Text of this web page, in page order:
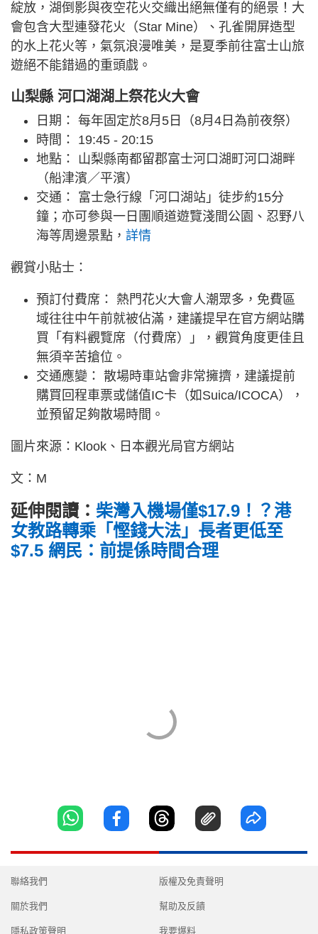
綻放，湖倒影與夜空花火交織出絕無僅有的絕景！大
會包含大型連發花火（Star Mine）、孔雀開屏造型
的水上花火等，氣氛浪漫唯美，是夏季前往富士山旅
遊絕不能錯過的重頭戲。
山梨縣 河口湖湖上祭花火大會
日期： 每年固定於8月5日（8月4日為前夜祭）
時間： 19:45 - 20:15
地點： 山梨縣南都留郡富士河口湖町河口湖畔
（船津濱／平濱）
交通： 富士急行線「河口湖站」徒步約15分
鐘；亦可參與一日團順道遊覽淺間公園、忍野八
海等周邊景點， 詳情
觀賞小貼士：
預訂付費席： 熱門花火大會人潮眾多，免費區
域往往中午前就被佔滿，建議提早在官方網站購
買「有料觀覽席（付費席）」，觀賞角度更佳且
無須辛苦搶位。
交通應變： 散場時車站會非常擁擠，建議提前
購買回程車票或儲值IC卡（如Suica/ICOCA），
並預留足夠散場時間。
圖片來源：Klook、日本觀光局官方網站
文：M
延伸閱讀： 柴灣入機場僅$17.9！？港
女教路轉乘「慳錢大法」長者更低至
$7.5 網民：前提係時間合理
聯絡我們
關於我們
隱私政策聲明
版權及免責聲明
幫助及反饋
我要爆料